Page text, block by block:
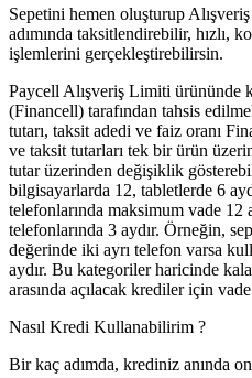
Sepetini hemen oluşturup
adımında taksitlendirebilir, hızlı,
işlemlerini gerçekleştirebilirsin.
Paycell Alışveriş Limiti ürününde
(Financell) tarafından tahsis
tutarı, taksit adedi ve faiz oranı
ve taksit tutarları tek bir ürün
tutar üzerinden değişiklik
bilgisayarlarda 12, tabletlerde 6
telefonlarında maksimum vade
telefonlarında 3 aydır. Örneğin,
değerinde iki ayrı telefon varsa
aydır. Bu kategoriler haricinde
arasında açılacak krediler için vade
Nasıl Kredi Kullanabilirim ?
Bir kaç adımda, krediniz anında